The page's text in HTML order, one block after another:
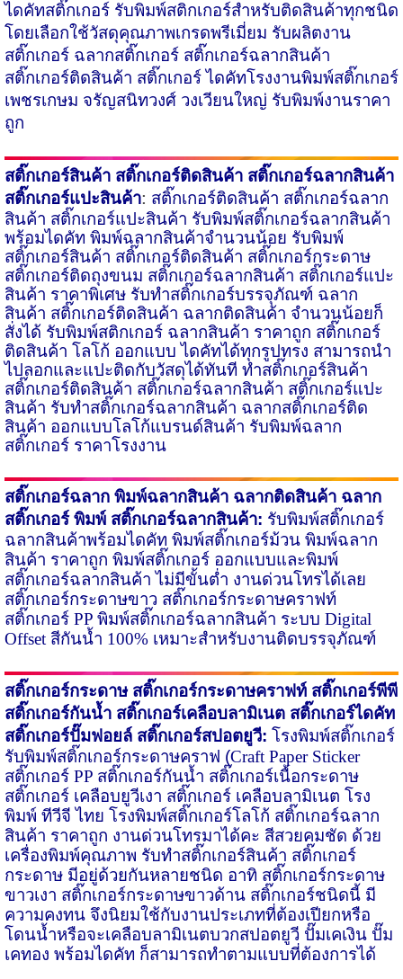
ไดคัทสติ๊กเกอร์ รับพิมพ์สติกเกอร์สำหรับติดสินค้าทุกชนิด
โดยเลือกใช้วัสดุคุณภาพ​เกรดพรีเมี่ยม รับผลิตงาน
สติ๊กเกอร์ ฉลากสติ๊กเกอร์ สติ๊กเกอร์ฉลากสินค้า
สติ๊กเกอร์ติดสินค้า สติ๊กเกอร์ ไดคัทโรงงานพิมพ์สติ๊กเกอร์
เพชรเกษม จรัญสนิทวงศ์ วงเวียนใหญ่ รับพิมพ์งานราคา
ถูก
สติ๊กเกอร์สินค้า สติ๊กเกอร์ติดสินค้าสติ๊กเกอร์ฉลากสินค้า
สติ๊กเกอร์แปะสินค้า: สติ๊กเกอร์ติดสินค้า สติ๊กเกอร์ฉลาก
สินค้า สติ๊กเกอร์แปะสินค้า รับพิมพ์สติ๊กเกอร์ฉลากสินค้า
พร้อมไดคัท พิมพ์ฉลากสินค้าจำนวนน้อย รับพิมพ์
สติ๊กเกอร์สินค้า สติ๊กเกอร์ติดสินค้า สติ๊กเกอร์กระดาษ
สติ๊กเกอร์ติดถุงขนม สติ๊กเกอร์ฉลากสินค้า สติ๊กเกอร์แปะ
สินค้า ราคาพิเศษ รับทำสติ๊กเกอร์บรรจุภัณฑ์ ฉลาก
สินค้า สติ๊กเกอร์ติดสินค้า ฉลากติดสินค้า จำนวนน้อยก็
สั่งได้ รับพิมพ์สติกเกอร์ ฉลากสินค้า ราคาถูก สติ๊กเกอร์
ติดสินค้า โลโก้ ออกแบบ ไดคัทได้ทุกรูปทรง สามารถนำ
ไปลอก​และแปะติดกับวัสดุได้ทันที ทำสติ๊กเกอร์สินค้า
สติ๊กเกอร์ติดสินค้า สติ๊กเกอร์ฉลากสินค้า สติ๊กเกอร์แปะ
สินค้า รับทำสติ๊กเกอร์ฉลากสินค้า ฉลาก​สติ๊กเกอร์ติด
สินค้า ออกแบบโลโก้แบรนด์สินค้า รับพิมพ์ฉลาก
สติ๊กเกอร์ ราคาโรงงาน
สติ๊กเกอร์ฉลาก พิมพ์ฉลากสินค้าฉลากติดสินค้า ฉลาก
สติ๊กเกอร์ พิมพ์ สติ๊กเกอร์ฉลากสินค้า: รับพิมพ์สติ๊กเกอร์
ฉลากสินค้าพร้อมไดคัท พิมพ์สติ๊กเกอร์ม้วน พิมพ์ฉลาก
สินค้า ราคาถูก พิมพ์สติ๊กเกอร์ ออกแบบและพิมพ์
สติ๊กเกอร์ฉลากสินค้า ไม่มีขั้นต่ำ งาน​ด่วนโทรได้เลย
สติ๊กเกอร์กระดาษขาว สติ๊กเกอร์กระดาษคราฟท์
สติ๊กเกอร์ PP พิมพ์สติ๊กเกอร์ฉลากสินค้า ระบบ Digital
Offset สีกันน้ำ 100%เหมาะสำหรับงานติดบรรจุภัณฑ์
สติ๊กเกอร์กระดาษสติ๊กเกอร์กระดาษคราฟท์ สติ๊กเกอร์พีพี
สติ๊กเกอร์กันน้ำ สติ๊กเกอร์เคลือบลามิเนต สติ๊กเกอร์ไดคัท
สติ๊กเกอร์ปั๊มฟอยล์ สติ๊กเกอร์สปอตยูวี: โรงพิมพ์สติ๊กเกอร์
รับพิมพ์สติ๊กเกอร์กระดาษคราฟ (Craft Paper Sticker
สติ๊กเกอร์ PP สติ๊กเกอร์กันน้ำ สติ๊กเกอร์เนื้อกระดาษ
สติ๊กเกอร์ เคลือบยูวีเงา สติ๊กเกอร์ เคลือบลามิเนต โรง
พิมพ์ ทีวีจี ไทย โรงพิมพ์สติ๊กเกอร์โลโก้ สติ๊กเกอร์ฉลาก
สินค้า ราคาถูก งานด่วนโทรมาได้คะ สีสวยคมชัด ด้วย
เครื่องพิมพ์คุณภาพ รับทำสติ๊กเกอร์สินค้า สติ๊กเกอร์
กระดาษ มีอยู่ด้วยกันหลายชนิด อาทิ สติ๊กเกอร์กระดาษ
ขาวเงา สติ๊กเกอร์กระดาษขาว​ด้าน สติ๊กเกอร์ชนิดนี้ มี
ความคงทน จึงนิยมใช้กับงานประเภทที่ต้องเปียกหรือ
โดนน้ำหรือ​จะเคลือบลามิเนตบวกสปอตยูวี ปั๊มเคเงิน ปั๊ม
เคทอง พร้อมไดคัท ก็สามารถทำตามแบบที่​ต้องการได้